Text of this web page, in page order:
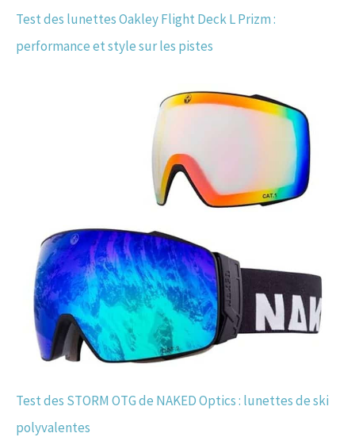
Test des lunettes Oakley Flight Deck L Prizm :
performance et style sur les pistes
Test des STORM OTG de NAKED Optics : lunettes de ski
polyvalentes